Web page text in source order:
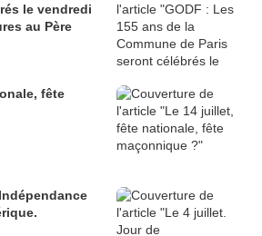
le vendredi
au Père
fête